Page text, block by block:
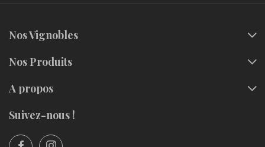
Nos Vignobles
Nos Produits
A propos
Suivez-nous !